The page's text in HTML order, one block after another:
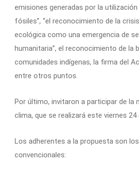
emisiones generadas por la
fósiles”, “el reconocimiento de la
ecológica como una emergencia de
humanitaria”, el reconocimiento de la
comunidades indígenas, la firma del
entre otros puntos.
Por último, invitaron a participar de la
clima, que se realizará este viernes 24
Los adherentes a la propuesta son
convencionales: